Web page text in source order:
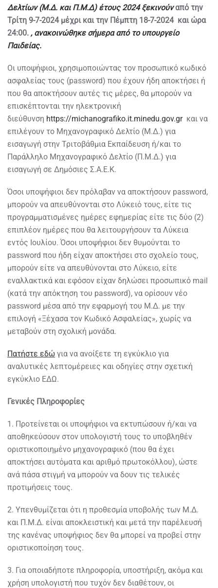
Δελτίων (Μ.Δ. και Π.Μ.Δ) έτους 2024 ξεκινούναπό την
Τρίτη 9-7-2024 μέχρι και την Πέμπτη 18-7-2024 και ώρα
24:00. , ανακοινώθηκε σήμερα από το υπουργείο
Παιδείας.
Οι υποψήφιοι, χρησιμοποιώντας τον προσωπικό κωδικό
ασφαλείας τους (password) που έχουν ήδη αποκτήσει ή
που θα αποκτήσουν αυτές τις μέρες, θα μπορούν να
επισκέπτονται την ηλεκτρονική
διεύθυνση https://michanografiko.it.minedu.gov.grκαι να
επιλέγουν το Μηχανογραφικό Δελτίο (Μ.Δ.) για
εισαγωγή στην Τριτοβάθμια Εκπαίδευση ή/και το
Παράλληλο Μηχανογραφικό Δελτίο (Π.Μ.Δ.) για
εισαγωγή σε Δημόσιες Σ.Α.Ε.Κ.
Όσοι υποψήφιοι δεν πρόλαβαν να αποκτήσουν password,
μπορούν να απευθύνονται στο Λύκειό τους, είτε τις
προγραμματισμένες ημέρες εφημερίας είτε τις δύο (2)
επιπλέον ημέρες που θα λειτουργήσουν τα Λύκεια
εντός Ιουλίου. Όσοι υποψήφιοι δεν θυμούνται το
password που ήδη είχαν αποκτήσει στο σχολείο τους,
μπορούν είτε να απευθύνονται στο Λύκειο, είτε
εναλλακτικά και εφόσον είχαν δηλώσει προσωπικό mail
(κατά την απόκτηση του password), να ορίσουν νέο
password μέσα από την εφαρμογή του Μ.Δ. με την
επιλογή «Ξέχασα τον Κωδικό Ασφαλείας», χωρίς να
μεταβούν στη σχολική μονάδα.
Πατήστε εδώ για να ανοίξετε τη εγκύκλιο για
αναλυτικές λεπτομέρειες και οδηγίες στην σχετική
εγκύκλιο ΕΔΩ.
Γενικές Πληροφορίες
1. Προτείνεται οι υποψήφιοι να εκτυπώσουν ή/και να
αποθηκεύσουν στον υπολογιστή τους το υποβληθέν
οριστικοποιημένο μηχανογραφικό (που θα έχει
αποκτήσει αυτόματα και αριθμό πρωτοκόλλου), ώστε
ανά πάσα στιγμή να μπορούν να δουν τις τελικές
προτιμήσεις τους.
2. Υπενθυμίζεται ότι η προθεσμία υποβολής των Μ.Δ.
και Π.Μ.Δ. είναι αποκλειστική και μετά την παρέλευσή
της κανένας υποψήφιος δεν θα μπορεί να προβεί στην
οριστικοποίηση τους.
3. Για οποιαδήποτε πληροφορία, υποστήριξη, ακόμα και
χρήση υπολογιστή που τυχόν δεν διαθέτουν, οι